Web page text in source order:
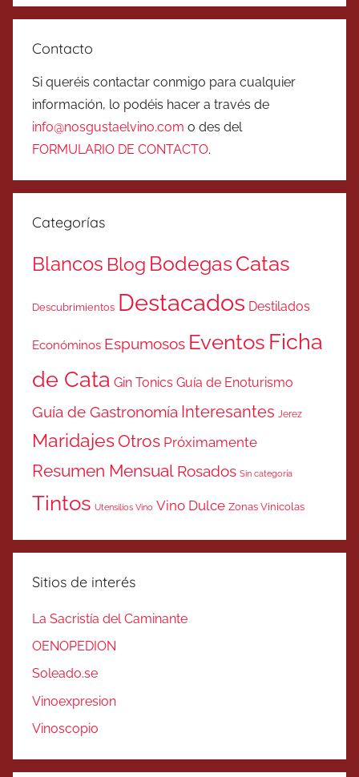
Contacto
Si queréis contactar conmigo para cualquier
información, lo podéis hacer a través de
info@nosgustaelvino.com o des del
FORMULARIO DE CONTACTO.
Categorías
Blancos Blog BodegasCatas
Descubrimientos Destacados Destilados
Económinos Espumosos Eventos Ficha
de Cata Gin Tonics Guía de Enoturismo
Guía de Gastronomía Interesantes Jerez
MaridajesOtros Próximamente
Resumen Mensual Rosados Sin categoría
Tintos Utensilios Vino Vino Dulce Zonas Vinicolas
Sitios de interés
La Sacristía del Caminante
OENOPEDION
Soleado.se
Vinoexpresion
Vinoscopio